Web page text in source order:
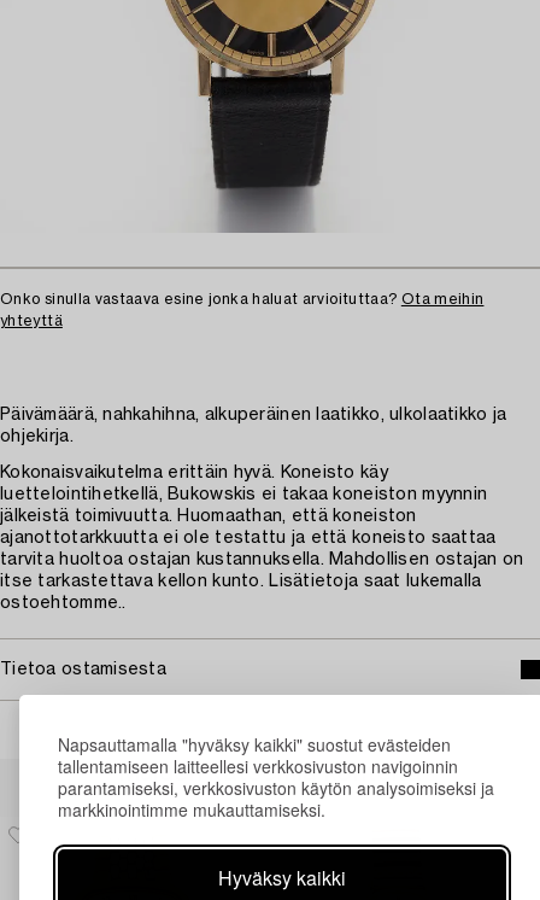
Napsauttamalla "hyväksy kaikki" suostut evästeiden
tallentamiseen laitteellesi verkkosivuston navigoinnin
parantamiseksi, verkkosivuston käytön analysoimiseksi ja
markkinointimme mukauttamiseksi.
Hyväksy kaikki
Onko sinulla vastaava esine jonka haluat arvioituttaa? Ota meihin
yhteyttä
Päivämäärä, nahkahihna, alkuperäinen laatikko, ulkolaatikko ja
ohjekirja.
Kokonaisvaikutelma erittäin hyvä. Koneisto käy
luettelointihetkellä, Bukowskis ei takaa koneiston myynnin
jälkeistä toimivuutta. Huomaathan, että koneiston
ajanottotarkkuutta ei ole testattu ja että koneisto saattaa
tarvita huoltoa ostajan kustannuksella. Mahdollisen ostajan on
itse tarkastettava kellon kunto. Lisätietoja saat lukemalla
ostoehtomme..
Tietoa ostamisesta
Muiden katsomia kohteita